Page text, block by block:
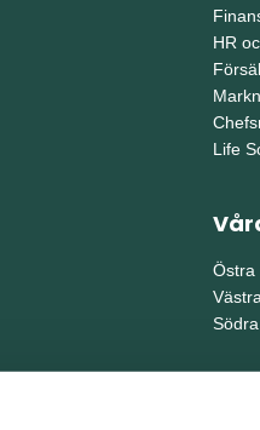
HR
Life
Östra